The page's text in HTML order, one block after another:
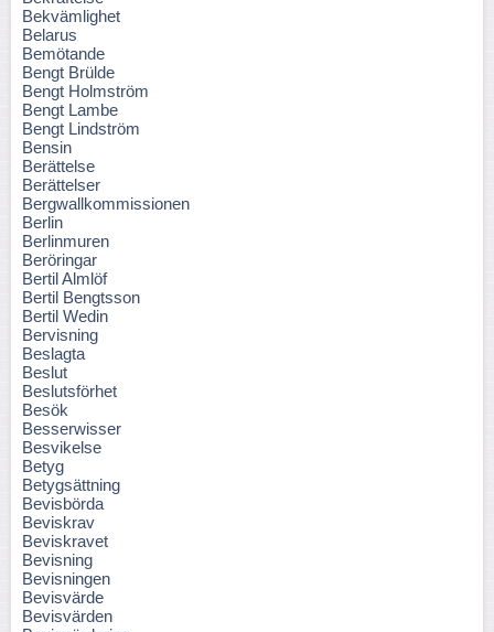
Bekvämlighet
Belarus
Bemötande
Bengt Brülde
Bengt Holmström
Bengt Lambe
Bengt Lindström
Bensin
Berättelse
Berättelser
Bergwallkommissionen
Berlin
Berlinmuren
Beröringar
Bertil Almlöf
Bertil Bengtsson
Bertil Wedin
Bervisning
Beslagta
Beslut
Beslutsförhet
Besök
Besserwisser
Besvikelse
Betyg
Betygsättning
Bevisbörda
Beviskrav
Beviskravet
Bevisning
Bevisningen
Bevisvärde
Bevisvärden